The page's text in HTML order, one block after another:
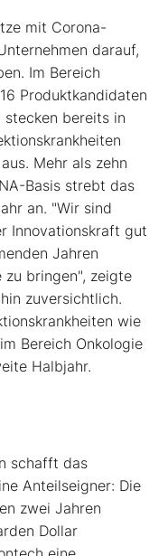
mit Corona-
darauf,
Im Bereich
Produktkandidaten
stecken bereits in
Mehr als zehn
Basis strebt das
an. "Wir sind
Innovationskraft gut
Jahren
zu bringen", zeigte
zuversichtlich.
wie
Bereich Onkologie
Halbjahr.
schafft das
Anteilseigner: Die
zwei Jahren
Dollar